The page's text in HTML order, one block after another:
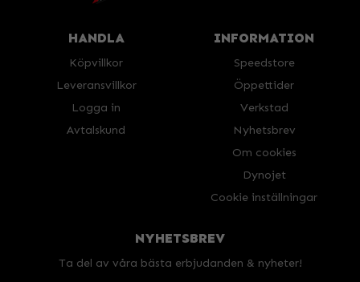
HANDLA
Köpvillkor
Leveransvillkor
Logga in
Avtalskund
INFORMATION
Speedstore
Öppettider
Verkstad
Nyhetsbrev
Om cookies
Dynojet
Cookie inställningar
NYHETSBREV
Ta del av våra bästa erbjudanden & nyheter!